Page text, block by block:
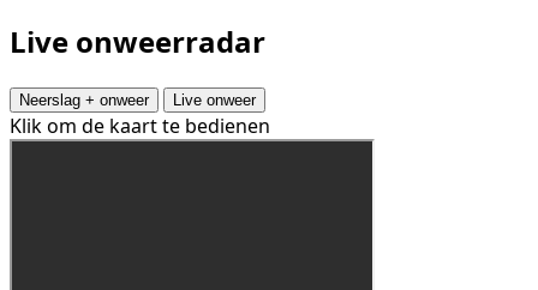
Live onweerradar
Neerslag + onweer Live onweer
Klik om de kaart te bedienen